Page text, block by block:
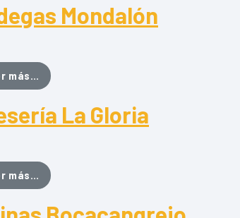
Mondalón
más… from Bodegas Mondalón
La Gloria
más… from Quesería La Gloria